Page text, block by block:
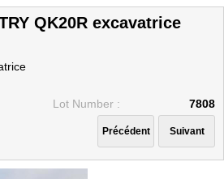
Nous joindre
QK20R excavatrice
Lot Number :
7808